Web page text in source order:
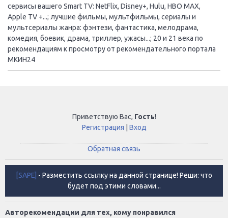
сервисы вашего Smart TV: NetFlix, Disney+, Hulu, HBO MAX,
Apple TV +...; лучшие фильмы, мультфильмы, сериалы и
мультсериалы жанра: фэнтези, фантастика, мелодрама,
комедия, боевик, драма, триллер, ужасы...; 20 и 21 века по
рекомендациям к просмотру от рекомендательного портала
МКИН24
Приветствую Вас, Гость!
Регистрация
Вход
Обратная связь
[SAPE] - Разместить ссылку на данной странице! Реши: что
будет под этими словами...
Авторекомендации для тех, кому понравился